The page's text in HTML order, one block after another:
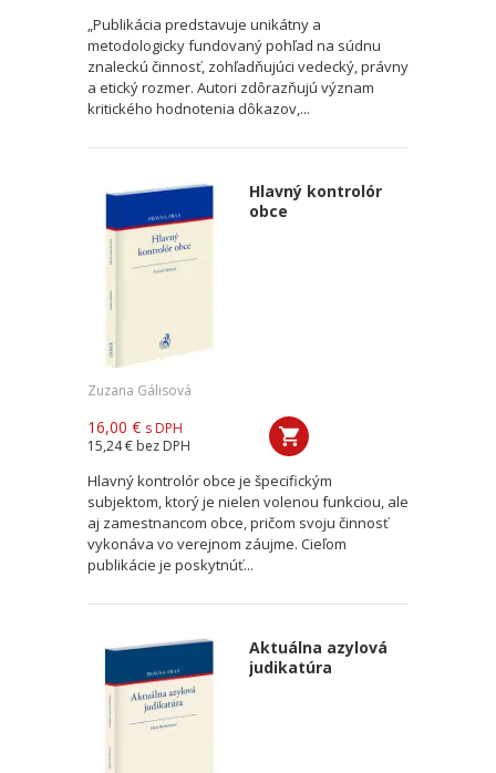
„Publikácia predstavuje unikátny a
metodologicky fundovaný pohľad na súdnu
znaleckú činnosť, zohľadňujúci vedecký, právny
a etický rozmer. Autori zdôrazňujú význam
kritického hodnotenia dôkazov,...
Hlavný kontrolór
obce
Zuzana Gálisová
16,00 € s DPH
15,24 € bez DPH
Hlavný kontrolór obce je špecifickým
subjektom, ktorý je nielen volenou funkciou, ale
aj zamestnancom obce, pričom svoju činnosť
vykonáva vo verejnom záujme. Cieľom
publikácie je poskytnúť...
Aktuálna azylová
judikatúra